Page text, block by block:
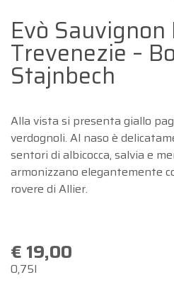
Evò Sauvignon
Trevenezie –
Stajnbech
Alla vista si presenta giallo
verdognoli. Al naso è
sentori di albicocca, salvia e
armonizzano elegantemente
rovere di Allier.
€ 19,00
0,75l